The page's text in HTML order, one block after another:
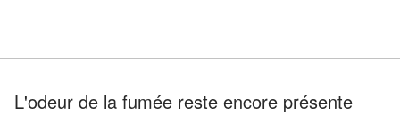
L'odeur de la fumée reste encore présente